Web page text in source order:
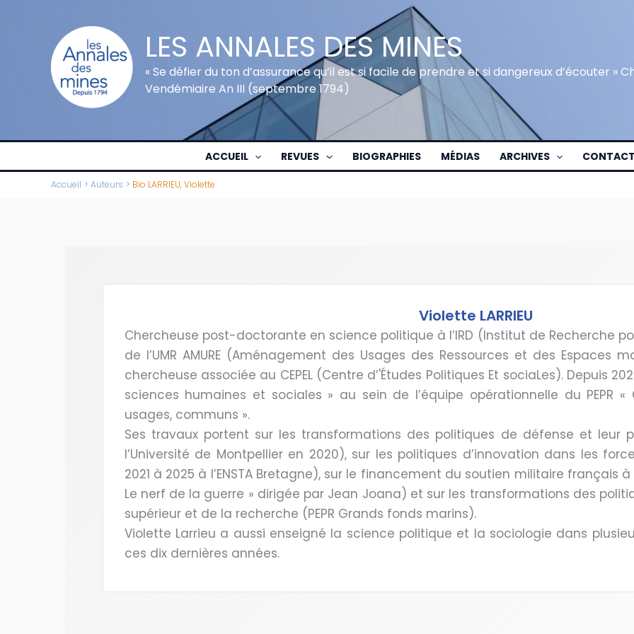
LES ANNALES DES MINES
« Se défier du ton d’assurance qu’il est si facile de prendre et si dangereux d’écouter »
Vendémiaire An III (septembre 1794)
ACCUEIL REVUES BIOGRAPHIES MÉDIAS ARCHIVES CONTACT
Accueil Auteurs Bio LARRIEU, Violette
Violette LARRIEU
Chercheuse post-doctorante en science politique à l’IRD (Institut de Recherche
de l’UMR AMURE (Aménagement des Usages des Ressources et des Espaces
chercheuse associée au CEPEL (Centre d’'Études Politiques Et sociaLes). Depuis
sciences humaines et sociales » au sein de l’équipe opérationnelle du PEPR
usages, communs ».
Ses travaux portent sur les transformations des politiques de défense et leur
l’Université de Montpellier en 2020), sur les politiques d’innovation dans les
2021 à 2025 à l’ENSTA Bretagne), sur le financement du soutien militaire français à
Le nerf de la guerre » dirigée par Jean Joana) et sur les transformations des
supérieur et de la recherche (PEPR Grands fonds marins).
Violette Larrieu a aussi enseigné la science politique et la sociologie dans
ces dix dernières années.